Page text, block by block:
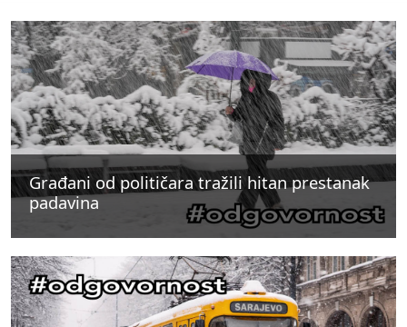
Građani od političara tražili hitan prestanak
padavina
Građani od političara tražili hitan prestanak
padavina
Građani od političara tražili hitan prestanak
padavina